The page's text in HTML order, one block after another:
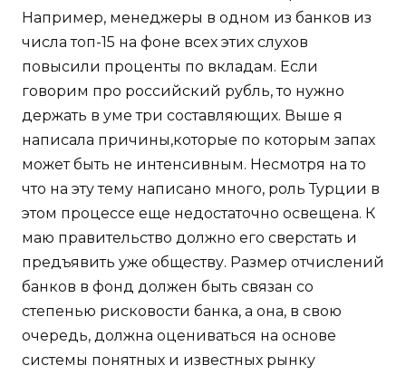
Например, менеджеры в одном из банков из
числа топ-15 на фоне всех этих слухов
повысили проценты по вкладам. Если
говорим про российский рубль, то нужно
держать в уме три составляющих. Выше я
написала причины,которые по которым запах
может быть не интенсивным. Несмотря на то
что на эту тему написано много, роль Турции в
этом процессе еще недостаточно освещена. К
маю правительство должно его сверстать и
предъявить уже обществу. Размер отчислений
банков в фонд должен быть связан со
степенью рисковости банка, а она, в свою
очередь, должна оцениваться на основе
системы понятных и известных рынку